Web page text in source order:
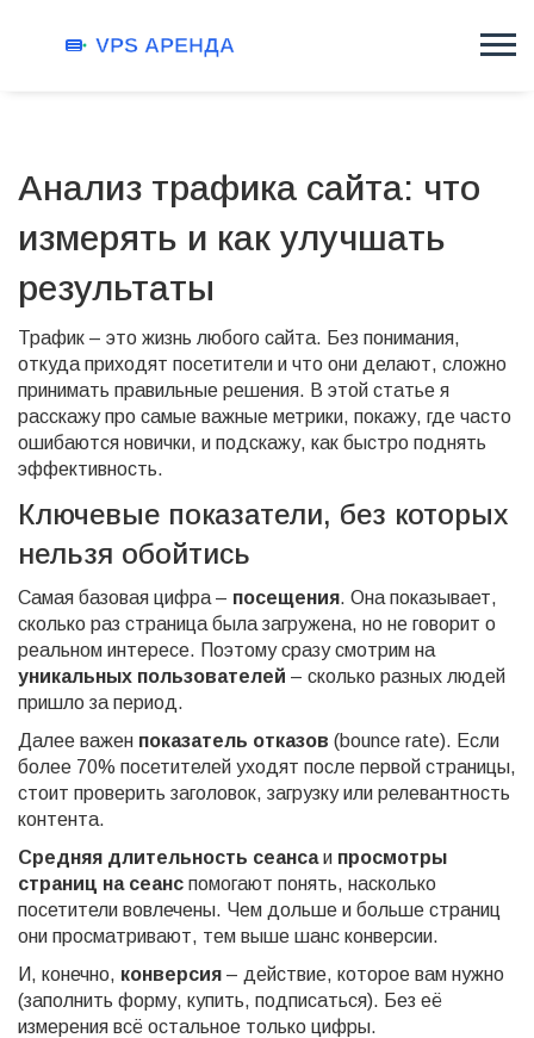
Анализ трафика сайта: что
измерять и как улучшать
результаты
Трафик – это жизнь любого сайта. Без понимания,
откуда приходят посетители и что они делают, сложно
принимать правильные решения. В этой статье я
расскажу про самые важные метрики, покажу, где часто
ошибаются новички, и подскажу, как быстро поднять
эффективность.
Ключевые показатели, без которых
нельзя обойтись
Самая базовая цифра – посещения. Она показывает,
сколько раз страница была загружена, но не говорит о
реальном интересе. Поэтому сразу смотрим на
уникальных пользователей – сколько разных людей
пришло за период.
Далее важен показатель отказов (bounce rate). Если
более 70% посетителей уходят после первой страницы,
стоит проверить заголовок, загрузку или релевантность
контента.
Средняя длительность сеансаи просмотры
страниц на сеанс помогают понять, насколько
посетители вовлечены. Чем дольше и больше страниц
они просматривают, тем выше шанс конверсии.
И, конечно, конверсия – действие, которое вам нужно
(заполнить форму, купить, подписаться). Без её
измерения всё остальное только цифры.